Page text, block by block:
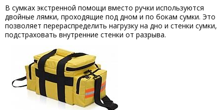
В сумках экстренной помощи вместо ручки используются
двойные лямки, проходящие под дном и по бокам сумки. Это
позволяет перераспределить нагрузку на дно и стенки сумки,
подстраховать внутренние стенки от разрыва.